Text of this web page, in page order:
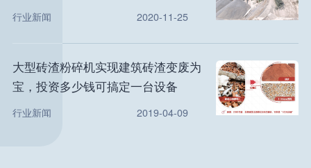
行业新闻 2020-11-25
大型砖渣粉碎机实现建筑砖渣变废为
宝，投资多少钱可搞定一台设备
行业新闻 2019-04-09